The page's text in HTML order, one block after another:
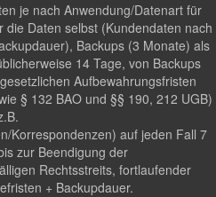
je nach Anwendung/Datenart für
Daten selbst (Kundendaten nach
Backups (3 Monate) als
14 Tage, von Backups
Aufbewahrungsfristen
§ 132 BAO und §§ 190, 212 UGB)
Korrespondenzen) auf jeden Fall 7
zur Beendigung der
Rechtsstreits, fortlaufender
+ Backupdauer.